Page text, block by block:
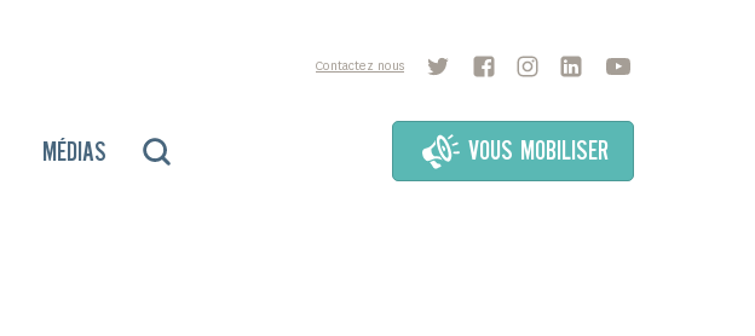
Contactez nous
MÉDIAS VOUS MOBILISER